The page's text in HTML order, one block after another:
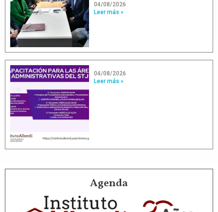
04/08/2026
Leer más »
04/08/2026
Leer más »
Agenda